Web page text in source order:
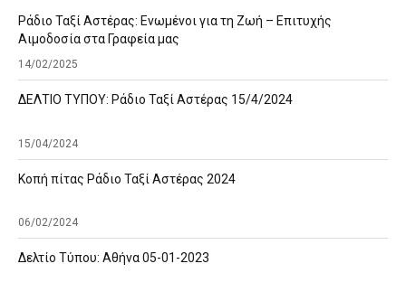
Ράδιο Ταξί Αστέρας: Ενωμένοι για τη Ζωή – Επιτυχής
Αιμοδοσία στα Γραφεία μας
14/02/2025
ΔΕΛΤΙΟ ΤΥΠΟΥ: Ράδιο Ταξί Αστέρας 15/4/2024
15/04/2024
Κοπή πίτας Ράδιο Ταξί Αστέρας 2024
06/02/2024
Δελτίο Τύπου: Αθήνα 05-01-2023